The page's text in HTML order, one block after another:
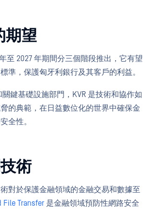
期望
至 2027 年期間分三個階段推出，它有望
準，保護匈牙利銀行及其客戶的利益。
鍵基礎設施部門，KVR 是技術和協作如
的典範，在日益數位化的世界中確保金
全性。
術
對於保護金融領域的金融交易和數據至
File Transfer 是金融領域預防性網路安全